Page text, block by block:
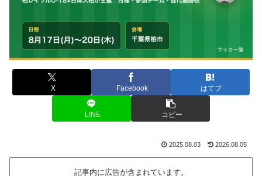
X Facebook はてブ
LINE コピー
2025.08.03 2026.08.05
記事内に広告が含まれています。